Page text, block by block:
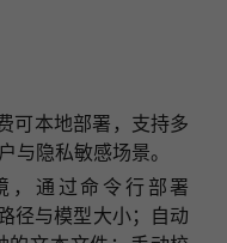
可本地部署，支持多
与隐私敏感场景。
，通过命令行部署
径与模型大小；自动